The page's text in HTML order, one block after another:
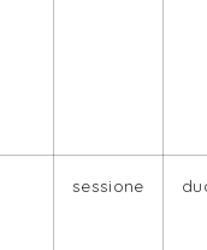
sessione